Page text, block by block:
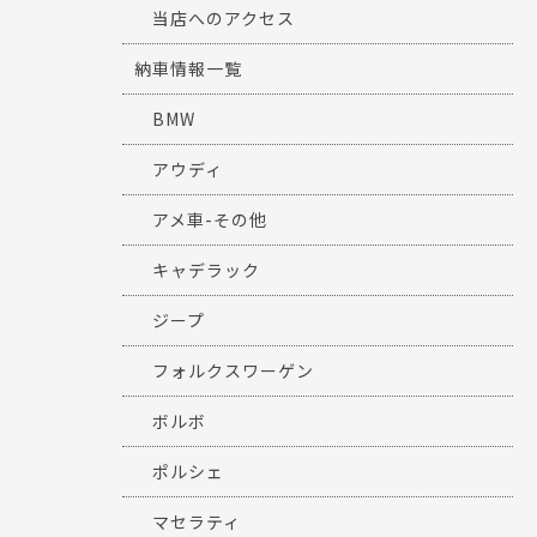
当店へのアクセス
納車情報一覧
BMW
アウディ
アメ車-その他
キャデラック
ジープ
フォルクスワーゲン
ボルボ
ポルシェ
マセラティ